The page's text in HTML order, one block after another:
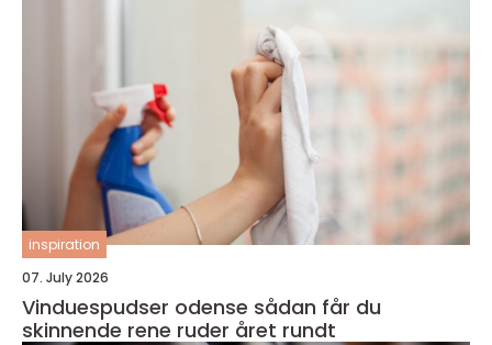
inspiration
07. July 2026
Vinduespudser odense sådan får du
skinnende rene ruder året rundt